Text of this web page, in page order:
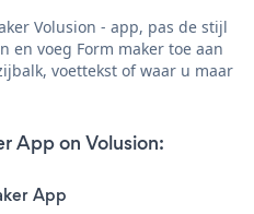
Volusion - app, pas de stijl
en voeg Form maker toe aan
voettekst of waar u maar
App on Volusion:
App